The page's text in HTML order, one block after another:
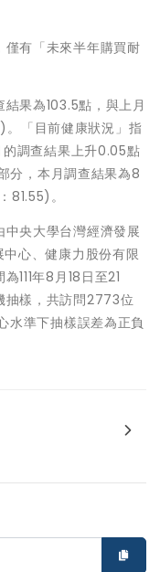
有「未來半年購買耐
果為103.5點，與上月
。「目前健康狀況」指
調查結果上升0.05點
分，本月調查結果為8
81.55)。
央大學台灣經濟發展
心、健康力股份有限
111年8月18日至21
抽樣，共訪問2773位
水準下抽樣誤差為正負